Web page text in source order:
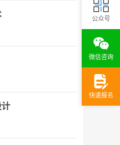
公众号
微信咨询
快速报名